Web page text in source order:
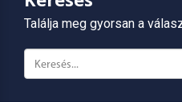
Találja meg gyorsan a